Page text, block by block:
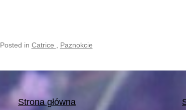
Posted in Catrice Paznokcie
Strona główna